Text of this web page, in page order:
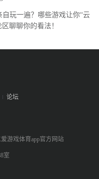
玩一遍？哪些游戏让你“云
聊聊你的看法！
论坛
游戏体育app官方网站
室